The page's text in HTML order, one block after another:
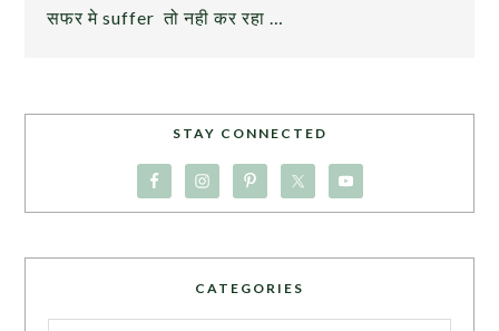
सफर मे suffer तो नही कर रहा …
STAY CONNECTED
CATEGORIES